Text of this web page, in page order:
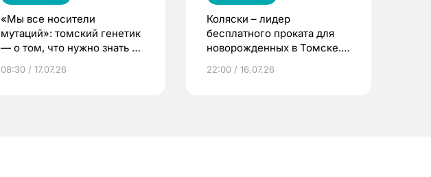
«Мы все носители
мутаций»: томский генетик
— о том, что нужно знать до
08:30 / 17.07.26
Коляски – лидер
бесплатного проката для
новорожденных в Томске.
22:00 / 16.07.26